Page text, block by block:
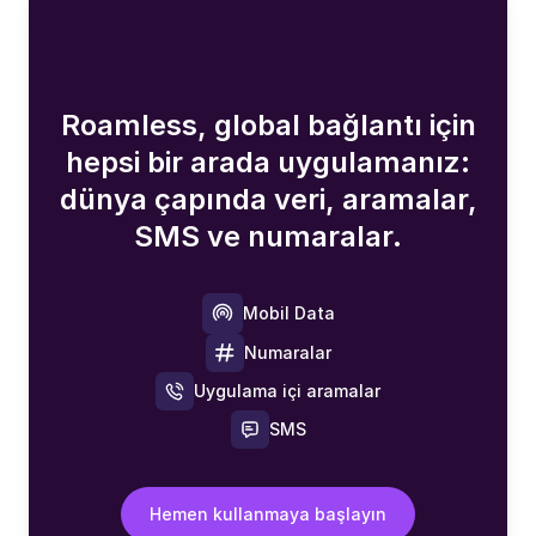
Roamless, global bağlantı için
hepsi bir arada uygulamanız:
dünya çapında veri, aramalar,
SMS ve numaralar.
Mobil Data
Numaralar
Uygulama içi aramalar
SMS
Hemen kullanmaya başlayın